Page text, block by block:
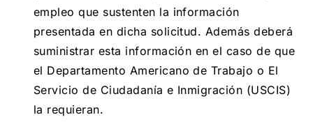
empleo que sustenten la información
presentada en dicha solicitud. Además deberá
suministrar esta información en el caso de que
el Departamento Americano de Trabajo o El
Servicio de Ciudadanía e Inmigración (USCIS)
la requieran.